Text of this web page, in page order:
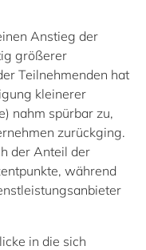
Anstieg der
größerer
Teilnehmenden hat
kleinerer
nahm spürbar zu,
zurückging.
der Anteil der
während
in die sich